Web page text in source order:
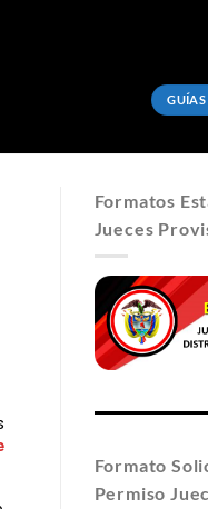
GUÍAS
Formatos
Jueces
Formato
Permiso